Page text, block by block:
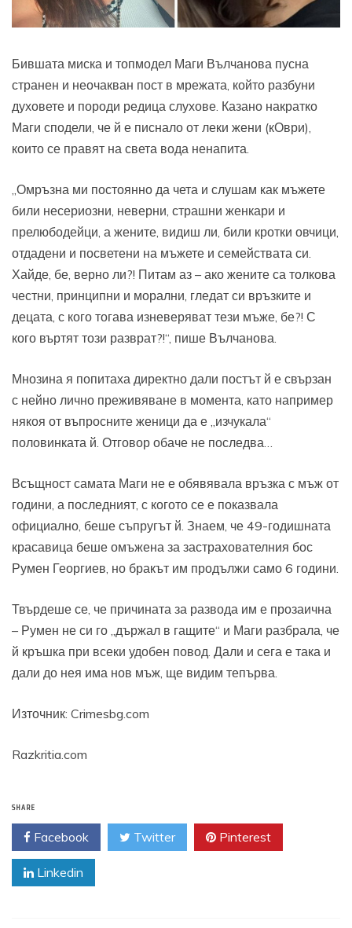
Бившата миска и топмодел Маги Вълчанова пусна
странен и неочакван пост в мрежата, който разбуни
духовете и породи редица слухове. Казано накратко
Маги сподели, че й е писнало от леки жени (кОври),
които се правят на света вода ненапита.
„Омръзна ми постоянно да чета и слушам как мъжете
били несериозни, неверни, страшни женкари и
прелюбодейци, а жените, видиш ли, били кротки овчици,
отдадени и посветени на мъжете и семействата си.
Хайде, бе, верно ли?! Питам аз – ако жените са толкова
честни, принципни и морални, гледат си връзките и
децата, с кого тогава изневеряват тези мъже, бе?! С
кого въртят този разврат?!“, пише Вълчанова.
Мнозина я попитаха директно дали постът й е свързан
с нейно лично преживяване в момента, като например
някоя от въпросните женици да е „изчукала“
половинката й. Отговор обаче не последва…
Всъщност самата Маги не е обявявала връзка с мъж от
години, а последният, с когото се е показвала
официално, беше съпругът й. Знаем, че 49-годишната
красавица беше омъжена за застрахователния бос
Румен Георгиев, но бракът им продължи само 6 години.
Твърдеше се, че причината за развода им е прозаична
– Румен не си го „държал в гащите“ и Маги разбрала, че
й кръшка при всеки удобен повод. Дали и сега е така и
дали до нея има нов мъж, ще видим тепърва.
Източник: Crimesbg.com
Razkritia.com
SHARE
Facebook Twitter Pinterest
Linkedin